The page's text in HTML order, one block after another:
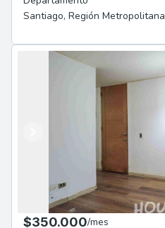
Santiago, Región Metropolitana
$350.000/mes